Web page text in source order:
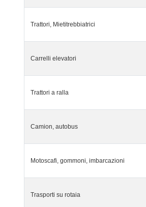
Trattori, Mietitrebbiatrici
Carrelli elevatori
Trattori a ralla
Camion, autobus
Motoscafi, gommoni, imbarcazioni
Trasporti su rotaia